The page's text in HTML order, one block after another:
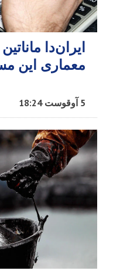
ایران‌دا
معماری این
5 آوقوست 18:24